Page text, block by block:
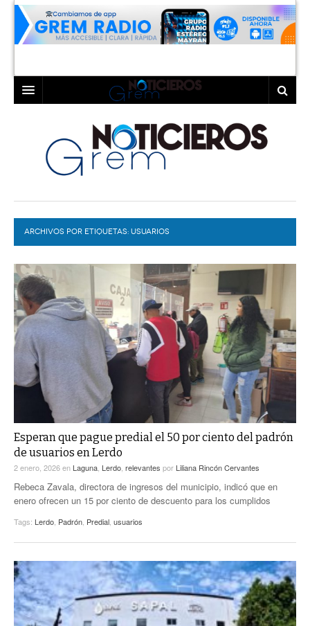
LAGUNA
TORREÓN
GÓMEZ PALACIO
LERDO
COAHUILA
DURANGO
DEPORTES
EXA
EL EXACTO
EXA INFORMA
GLOBO
CONTEXTOS
TRAYECTO LAGUNA
A MEDIA MAÑANA
A TODA LEY
DIÁLOGOS CON LA HISTORIA
TWEETS AND BEATS
LA MEJOR 97.1 ESTÉREO GALLITO
ACTUALIDADES GREM
PULSO
LA MEJOR INFORMACIÓN
COLABORADORES
PC29
ACTUALIDADES GREM
ARCHIVOS POR ETIQUETAS: USUARIOS
Esperan que pague predial el 50 por ciento del padrón
de usuarios en Lerdo
2 enero, 2026en Laguna Lerdo relevantes por Liliana Rincón Cervantes
Rebeca Zavala, directora de ingresos del municipio, indicó que en
enero ofrecen un 15 por ciento de descuento para los cumplidos
Tags: Lerdo Padrón Predial usuarios